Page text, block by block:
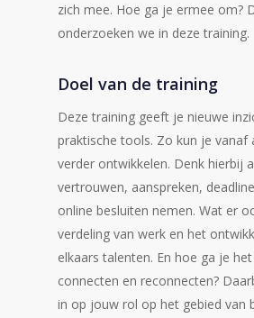
zich mee. Hoe ga je ermee om?
onderzoeken we in deze training.
Doel van de training
Deze training geeft je nieuwe
praktische tools. Zo kun je vanaf
verder ontwikkelen. Denk hierbij
vertrouwen, aanspreken,
online besluiten nemen. Wat er
verdeling van werk en het
elkaars talenten. En hoe ga je
connecten en reconnecten?
in op jouw rol op het gebied van